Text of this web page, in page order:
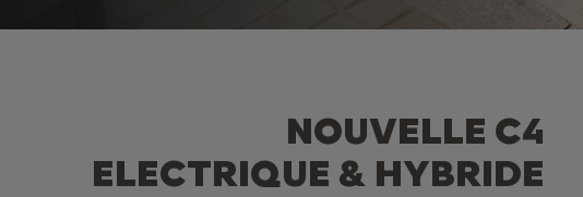
NOUVELLE C4
ELECTRIQUE & HYBRIDE